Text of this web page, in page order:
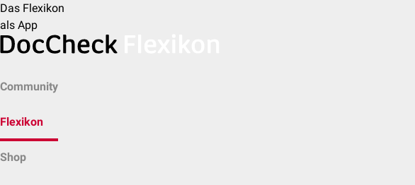
Das Flexikon
als App
Community
Flexikon
Shop